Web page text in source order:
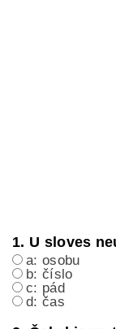
1. U sloves
a: osobu
b: číslo
c: pád
d: čas